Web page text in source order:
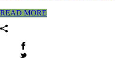
READ MORE